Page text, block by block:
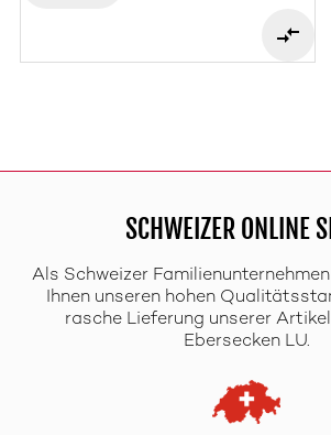
SCHWEIZER ONLINE
Als Schweizer
Ihnen unseren hohen
rasche Lieferung unserer
Ebersecken LU.